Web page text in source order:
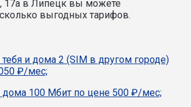
17а в Липецк вы можете
выгодных тарифов.
и дома 2 (SIM в другом городе)
₽/мес;
100 Мбит по цене 500 ₽/мес;